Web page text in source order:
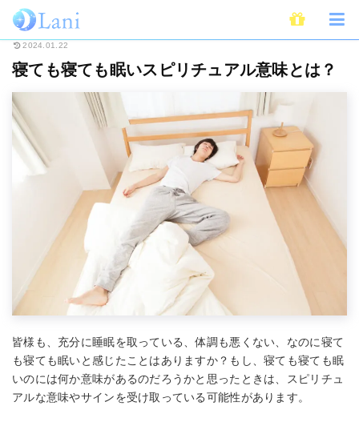
ホーム スピリチュアル 寝ても寝ても眠いスピリチュアル意味とは？
2024.01.22
寝ても寝ても眠いスピリチュアル意味とは？
皆様も、充分に睡眠を取っている、体調も悪くない、なのに寝て
も寝ても眠いと感じたことはありますか？もし、寝ても寝ても眠
いのには何か意味があるのだろうかと思ったときは、スピリチュ
アルな意味やサインを受け取っている可能性があります。